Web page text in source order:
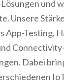
und
Unsere
App-Testing,
Dabei